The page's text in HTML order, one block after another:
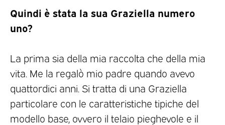
Quindi è stata la sua Graziella numero
uno?
La prima sia della mia raccolta che della mia
vita. Me la regalò mio padre quando avevo
quattordici anni. Si tratta di una Graziella
particolare con le caratteristiche tipiche del
modello base, ovvero il telaio pieghevole e il